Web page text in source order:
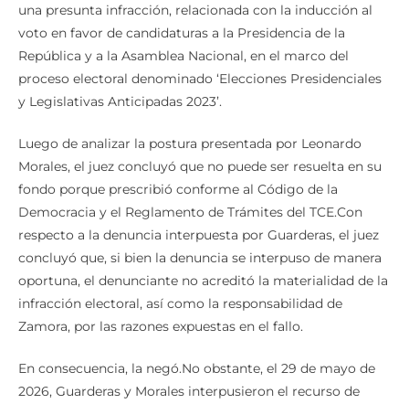
una presunta infracción, relacionada con la inducción al
voto en favor de candidaturas a la Presidencia de la
República y a la Asamblea Nacional, en el marco del
proceso electoral denominado ‘Elecciones Presidenciales
y Legislativas Anticipadas 2023’.
Luego de analizar la postura presentada por Leonardo
Morales, el juez concluyó que no puede ser resuelta en su
fondo porque prescribió conforme al Código de la
Democracia y el Reglamento de Trámites del TCE.Con
respecto a la denuncia interpuesta por Guarderas, el juez
concluyó que, si bien la denuncia se interpuso de manera
oportuna, el denunciante no acreditó la materialidad de la
infracción electoral, así como la responsabilidad de
Zamora, por las razones expuestas en el fallo.
En consecuencia, la negó.No obstante, el 29 de mayo de
2026, Guarderas y Morales interpusieron el recurso de